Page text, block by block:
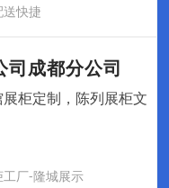
快捷
司成都分公司
柜定制，陈列展柜文
厂-隆城展示